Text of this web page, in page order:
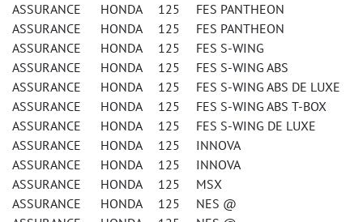
ASSURANCE HONDA 125 FES PANTHEON
ASSURANCE HONDA 125 FES PANTHEON
ASSURANCE HONDA 125 FES S-WING
ASSURANCE HONDA 125 FES S-WING ABS
ASSURANCE HONDA 125 FES S-WING ABS DE LUXE
ASSURANCE HONDA 125 FES S-WING ABS T-BOX
ASSURANCE HONDA 125 FES S-WING DE LUXE
ASSURANCE HONDA 125 INNOVA
ASSURANCE HONDA 125 INNOVA
ASSURANCE HONDA 125 MSX
ASSURANCE HONDA 125 NES @